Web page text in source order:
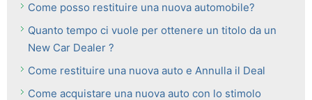
Come posso restituire una nuova automobile?
Quanto tempo ci vuole per ottenere un titolo da un
New Car Dealer ?
Come restituire una nuova auto e Annulla il Deal
Come acquistare una nuova auto con lo stimolo